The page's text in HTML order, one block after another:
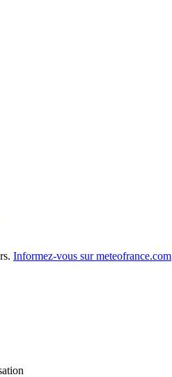
Informez-vous sur meteofrance.com